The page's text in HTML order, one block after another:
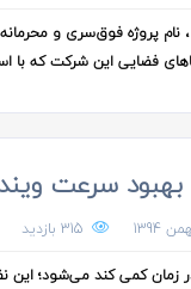
فضایی این شرکت که با
سرعت
315 بازدید
زمان کمی کند می‌شود؛ این